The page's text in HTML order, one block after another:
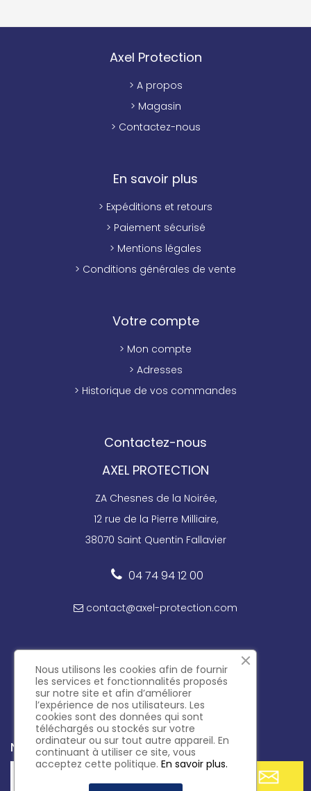
Axel Protection
> A propos
> Magasin
> Contactez-nous
En savoir plus
> Expéditions et retours
> Paiement sécurisé
> Mentions légales
> Conditions générales de vente
Votre compte
> Mon compte
> Adresses
> Historique de vos commandes
Contactez-nous
AXEL PROTECTION
ZA Chesnes de la Noirée,
12 rue de la Pierre Milliaire,
38070 Saint Quentin Fallavier
04 74 94 12 00
contact@axel-protection.com
Suivez-nous sur les réseaux
Newsletter
Nous utilisons les cookies afin de fournir
les services et fonctionnalités proposés
sur notre site et afin d’améliorer
l’expérience de nos utilisateurs. Les
cookies sont des données qui sont
téléchargés ou stockés sur votre
ordinateur ou sur tout autre appareil. En
continuant à utiliser ce site, vous
acceptez cette politique. En savoir plus.